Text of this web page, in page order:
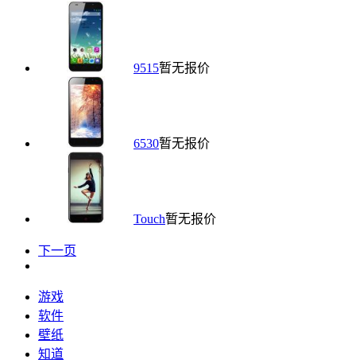
9515暂无报价
6530暂无报价
Touch暂无报价
下一页
游戏
软件
壁纸
知道